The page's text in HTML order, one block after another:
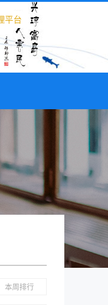
平台
本周排行